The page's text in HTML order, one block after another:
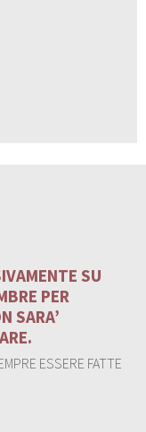
SU
PER
SARA’
ESSERE FATTE